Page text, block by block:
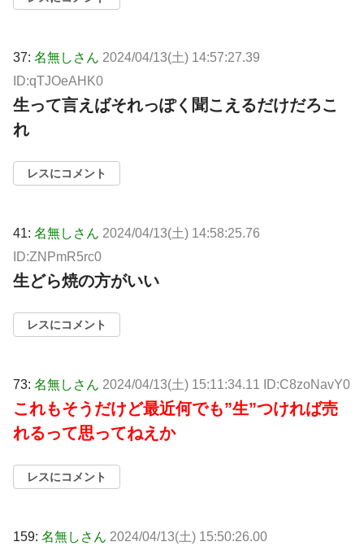
37: 名無しさん 2024/04/13(土) 14:57:27.39
ID:qTJOeAHK0
生って言えばそれっぽく聞こえるだけだろこ
れ
レスにコメント
41: 名無しさん 2024/04/13(土) 14:58:25.76
ID:ZNPmR5rc0
生どら焼の方がいい
レスにコメント
73: 名無しさん 2024/04/13(土) 15:11:34.11 ID:C8zoNavY0
これもそうだけど最近何でも”生”つければ売
れるって思ってねえか
レスにコメント
159: 名無しさん 2024/04/13(土) 15:50:26.00